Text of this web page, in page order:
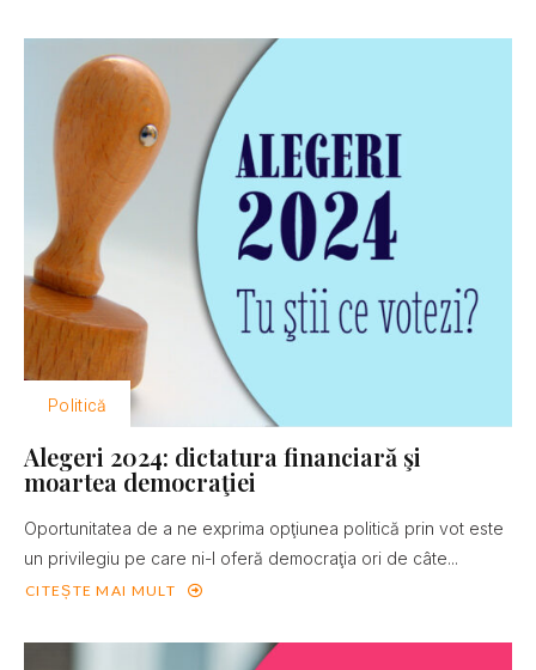
Politică
Alegeri 2024: dictatura financiară şi
moartea democraţiei
Oportunitatea de a ne exprima opţiunea politică prin vot este
un privilegiu pe care ni-l oferă democraţia ori de câte...
CITEȘTE MAI MULT